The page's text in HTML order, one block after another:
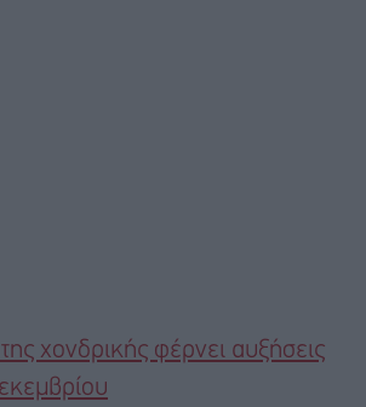
χονδρικής φέρνει αυξήσεις